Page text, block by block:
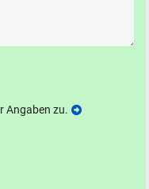
Angaben zu.